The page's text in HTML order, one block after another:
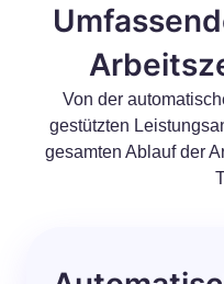
Von der
gestützten
gesamten Ablauf der